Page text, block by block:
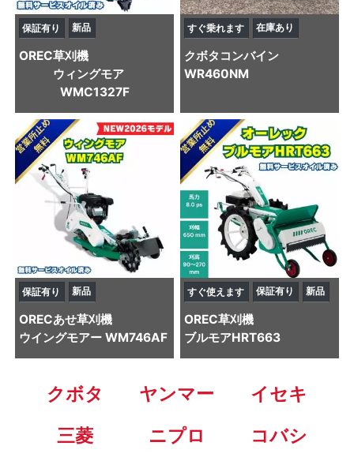
保証有り 新品
OREC草刈機
ウィングモア
WMC1327F
すぐ乗れます 在庫あり
クボタ コンバイン
WR460NM
保証有り 新品
ORECあせ草刈機
ウイングモアー WM746AF
すぐ使えます 保証有り 新品
OREC草刈機
ブルモアHRT663
クボタ ヤンマー
イセキ
三菱
ニプロ コバシ